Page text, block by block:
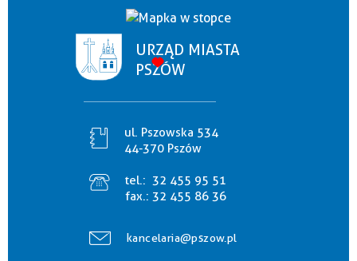
URZĄD MIASTA
PSZÓW
ul. Pszowska 534
44-370 Pszów
tel.: 32 455 95 51
fax.: 32 455 86 36
kancelaria@pszow.pl